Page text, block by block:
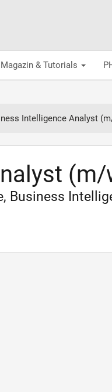
Magazin & Tutorials
Intelligence Analyst
Business